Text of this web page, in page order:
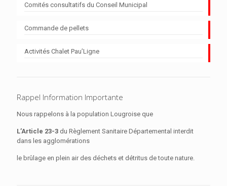
Comités consultatifs du Conseil Municipal
Commande de pellets
Activités Chalet Pau’Ligne
Rappel Information Importante
Nous rappelons à la population Lougroise que
L’Article 23-3 du Règlement Sanitaire Départemental interdit
dans les agglomérations
le brûlage en plein air des déchets et détritus de toute nature.